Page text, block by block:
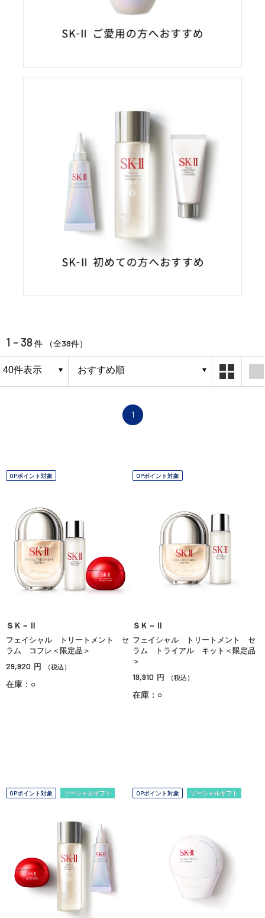
1 - 38 件 （全38件）
1
OPポイント対象
ＳＫ－Ⅱ
フェイシャル トリートメント セ
ラム コフレ＜限定品＞
29,920 円 （税込）
在庫：○
OPポイント対象
ＳＫ－Ⅱ
フェイシャル トリートメント セ
ラム トライアル キット＜限定品
＞
19,910 円 （税込）
在庫：○
OPポイント対象 ソーシャルギフト OPポイント対象 ソーシャルギフト